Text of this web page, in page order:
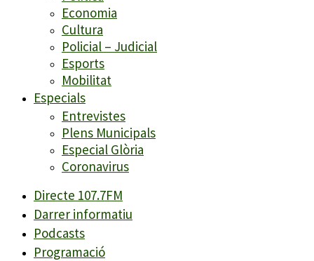
Economia
Cultura
Policial – Judicial
Esports
Mobilitat
Especials
Entrevistes
Plens Municipals
Especial Glòria
Coronavirus
Directe 107.7FM
Darrer informatiu
Podcasts
Programació